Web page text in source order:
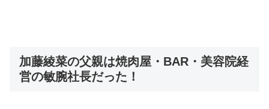
加藤綾菜の父親は焼肉屋・BAR・美容院経
営の敏腕社長だった！